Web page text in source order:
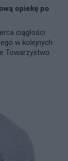
opiekę po
ciągłości
w kolejnych
Towarzystwo